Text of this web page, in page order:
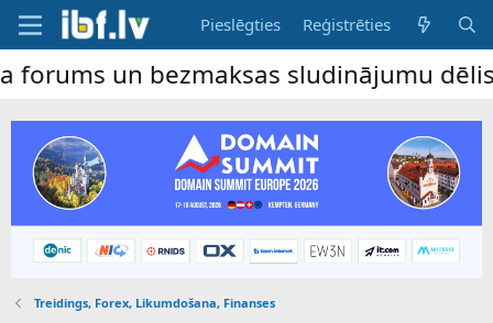
Pieslēgties Reģistrēties
bezmaksas sludinājumu dēlis –
Treidings, Forex, Likumdošana, Finanses